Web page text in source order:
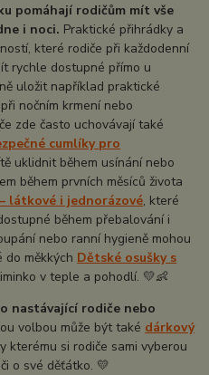
pomáhají rodičům mít vše
i noci. Praktické přihrádky a
které rodiče při každodenní
rychle dostupné přímo u
uložit například praktické
nočním krmení nebo
zde často uchovávají také
cumlíky pro
uklidnit během usínání nebo
během prvních měsíců života
látkové i jednorázové, které
během přebalování i
nebo ranní hygieně mohou
měkkých Dětské osušky s
v teple a pohodlí. 💛👶
nastávající rodiče nebo
volbou může být také dárkový
kterému si rodiče sami vyberou
o své děťátko. 💛